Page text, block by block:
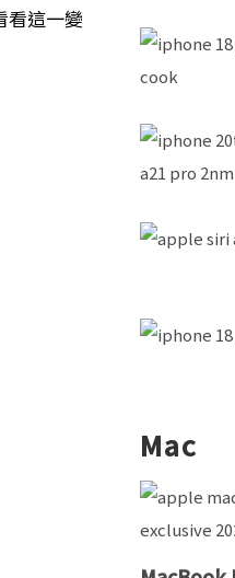
看這一變
Mac